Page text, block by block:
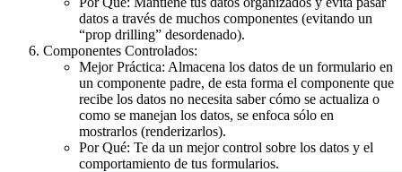
datos a través de muchos componentes (evitando un
“prop drilling” desordenado).
Componentes Controlados:
Mejor Práctica: Almacena los datos de un formulario en
un componente padre, de esta forma el componente que
recibe los datos no necesita saber cómo se actualiza o
como se manejan los datos, se enfoca sólo en
mostrarlos (renderizarlos).
Por Qué: Te da un mejor control sobre los datos y el
comportamiento de tus formularios.